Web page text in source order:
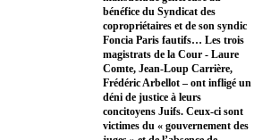
bénéfice du Syndicat des
copropriétaires et de son syndic
Foncia Paris fautifs… Les trois
magistrats de la Cour - Laure
Comte, Jean-Loup Carrière,
Frédéric Arbellot – ont infligé un
déni de justice à leurs
concitoyens Juifs. Ceux-ci sont
victimes du « gouvernement des